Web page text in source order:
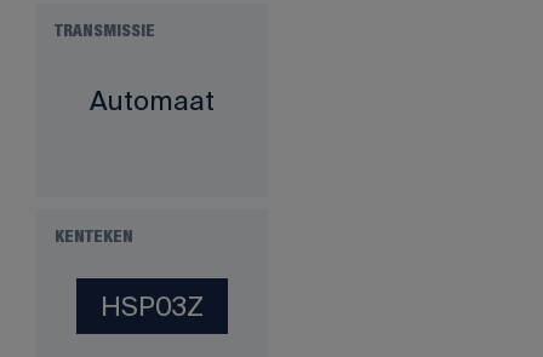
TRANSMISSIE
Automaat
KENTEKEN
HSP03Z